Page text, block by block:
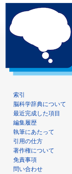
索引
脳科学辞典について
最近完成した項目
編集履歴
執筆にあたって
引用の仕方
著作権について
免責事項
問い合わせ